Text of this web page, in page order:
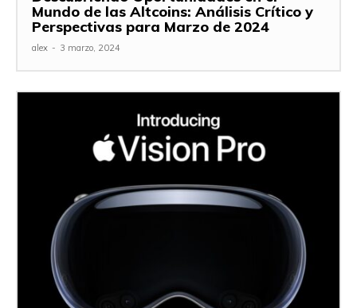
Mundo de las Altcoins: Análisis Crítico y
Perspectivas para Marzo de 2024
alex - 3 marzo, 2024